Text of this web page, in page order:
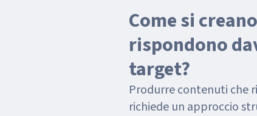
Come si
rispondono
target?
Produrre contenuti che
richiede un approccio